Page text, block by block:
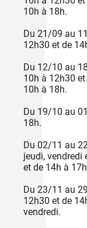
10h à 18h.
Du 21/09 au
12h30 et de
Du 12/10 au
10h à 12h30
10h à 18h.
Du 19/10 au
18h.
Du 02/11 au
jeudi, vendredi
et de 14h à
Du 23/11 au
12h30 et de
vendredi.